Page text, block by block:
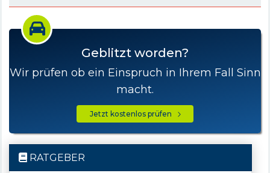
Geblitzt worden?
Wir prüfen ob ein Einspruch in Ihrem Fall Sinn
macht.
Jetzt kostenlos prüfen
RATGEBER